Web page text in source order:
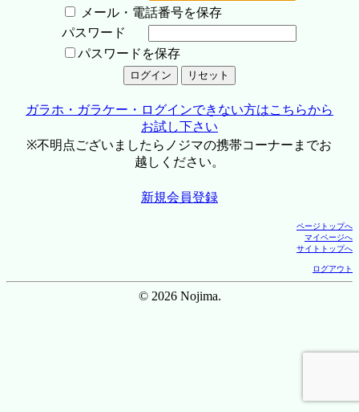
メール・電話番号を保存
パスワード
パスワードを保存
ガラホ・ガラケー・ログインできない方はこちらから
お試し下さい
※不明点ございましたらノジマの携帯コーナーまでお
越しください。
新規会員登録
ページトップへ
マイページへ
サイトトップへ
ログアウト
© 2026 Nojima.